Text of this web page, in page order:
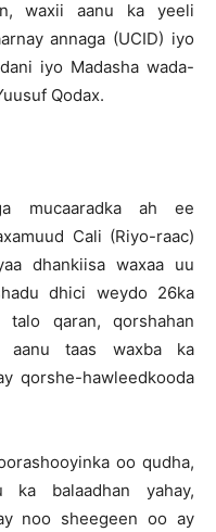
waxii aanu ka yeeli
annaga (UCID) iyo
iyo Madasha wada-
Qodax.
mucaaradka ah ee
Cali (Riyo-raac)
dhankiisa waxaa uu
dhici weydo 26ka
qaran, qorshahan
aanu taas waxba ka
qorshe-hawleedkooda
oo qudha,
ka balaadhan yahay,
noo sheegeen oo ay